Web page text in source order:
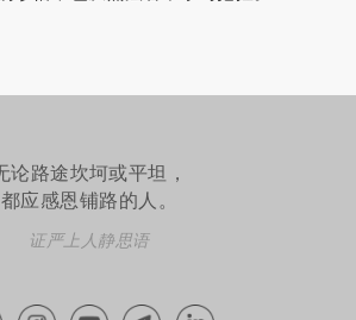
论路途坎坷或平坦，
都应感恩铺路的人。
证严上人静思语